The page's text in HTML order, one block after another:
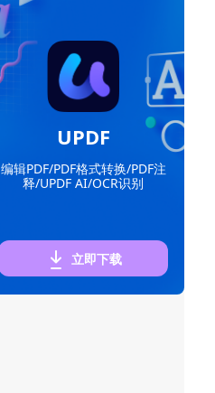
UPDF
编辑PDF/PDF格式转换/PDF注
释/UPDF AI/OCR识别
立即下载